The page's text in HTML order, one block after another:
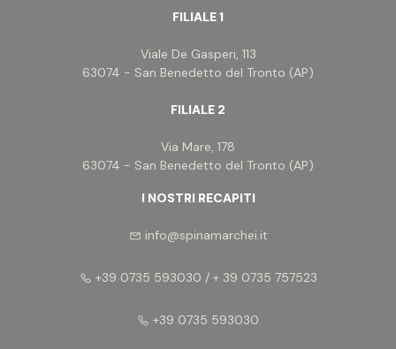
FILIALE 1
Viale De Gasperi, 113
63074 - San Benedetto del Tronto (AP)
FILIALE 2
Via Mare, 178
63074 - San Benedetto del Tronto (AP)
I NOSTRI RECAPITI
info@spinamarchei.it
+39 0735 593030 / + 39 0735 757523
+39 0735 593030